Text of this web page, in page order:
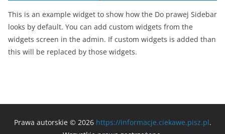
This is an example widget to show how the Do prawej Sidebar
looks by default. You can add custom widgets from the
widgets screen in the admin. If custom widgets is added than
this will be replaced by those widgets.
Prawa autorskie © 2026 https://informacje.ciekawe.pisz.pl.